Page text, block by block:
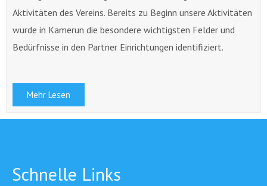
Aktivitäten des Vereins. Bereits zu Beginn unsere Aktivitäten
wurde in Kamerun die besondere wichtigsten Felder und
Bedürfnisse in den Partner Einrichtungen identifiziert.
Mehr Lesen
Schnelle Links